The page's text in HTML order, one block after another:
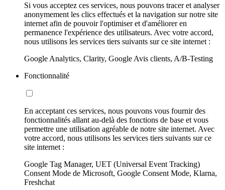
Si vous acceptez ces services, nous pouvons tracer et analyser
anonymement les clics effectués et la navigation sur notre site
internet afin de pouvoir l'optimiser et d'améliorer en
permanence l'expérience des utilisateurs. Avec votre accord,
nous utilisons les services tiers suivants sur ce site internet :
Google Analytics, Clarity, Google Avis clients, A/B-Testing
Fonctionnalité
En acceptant ces services, nous pouvons vous fournir des
fonctionnalités allant au-delà des fonctions de base et vous
permettre une utilisation agréable de notre site internet. Avec
votre accord, nous utilisons les services tiers suivants sur ce
site internet :
Google Tag Manager, UET (Universal Event Tracking)
Consent Mode de Microsoft, Google Consent Mode, Klarna,
Freshchat